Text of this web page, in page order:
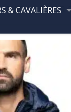
& CAVALIÈRES
CHEVAL & CUIR